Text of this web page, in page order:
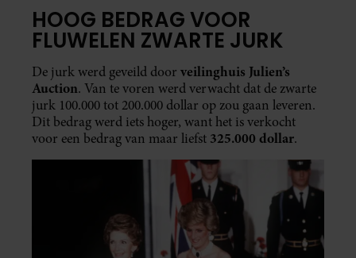
HOOG BEDRAG VOOR
FLUWELEN ZWARTE JURK
De jurk werd geveild door veilinghuis Julien’s
Auction. Van te voren werd verwacht dat de zwarte
jurk 100.000 tot 200.000 dollar op zou gaan leveren.
Dit bedrag werd iets hoger, want het is verkocht
voor een bedrag van maar liefst 325.000 dollar.